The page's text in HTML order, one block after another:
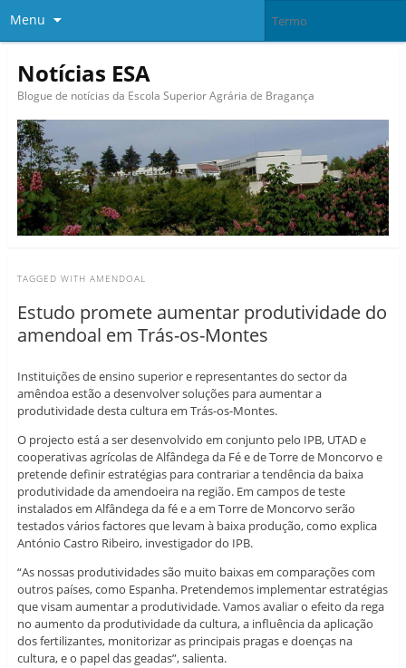
Menu
Notícias ESA
Blogue de notícias da Escola Superior Agrária de Bragança
TAGGED WITH AMENDOAL
Estudo promete aumentar produtividade do
amendoal em Trás-os-Montes
Instituições de ensino superior e representantes do sector da
amêndoa estão a desenvolver soluções para aumentar a
produtividade desta cultura em Trás-os-Montes.
O projecto está a ser desenvolvido em conjunto pelo IPB, UTAD e
cooperativas agrícolas de Alfândega da Fé e de Torre de Moncorvo e
pretende definir estratégias para contrariar a tendência da baixa
produtividade da amendoeira na região. Em campos de teste
instalados em Alfândega da fé e a em Torre de Moncorvo serão
testados vários factores que levam à baixa produção, como explica
António Castro Ribeiro, investigador do IPB.
“As nossas produtividades são muito baixas em comparações com
outros países, como Espanha. Pretendemos implementar estratégias
que visam aumentar a produtividade. Vamos avaliar o efeito da rega
no aumento da produtividade da cultura, a influência da aplicação
dos fertilizantes, monitorizar as principais pragas e doenças na
cultura, e o papel das geadas”, salienta.